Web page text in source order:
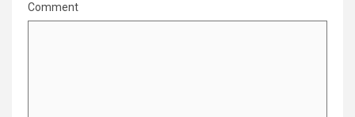
Comment